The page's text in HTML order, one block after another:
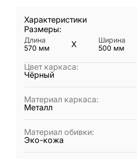
Характеристики
Размеры:
Длина
570 мм X
Ширина
500 мм
Цвет каркаса:
Чёрный
Материал каркаса:
Металл
Материал обивки:
Эко-кожа